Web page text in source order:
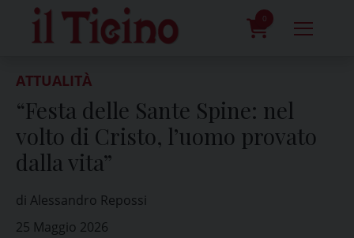
content
0
ATTUALITÀ
“Festa delle Sante Spine: nel
volto di Cristo, l’uomo provato
dalla vita”
di Alessandro Repossi
25 Maggio 2026